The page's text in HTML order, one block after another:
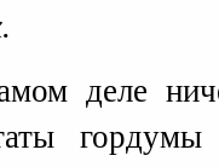
деле
гордумы